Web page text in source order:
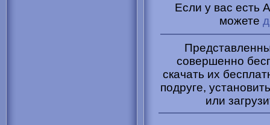
Если у вас есть
можете
совершенно
скачать их
подруге,
или